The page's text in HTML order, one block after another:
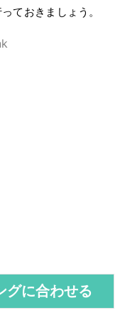
ておきましょう。
グに合わせる